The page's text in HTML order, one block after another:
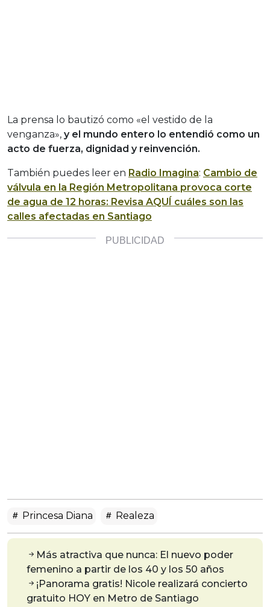
La prensa lo bautizó como «el vestido de la
venganza», y el mundo entero lo entendió como un
acto de fuerza, dignidad y reinvención.
También puedes leer en Radio Imagina: Cambio de
válvula en la Región Metropolitana provoca corte
de agua de 12 horas: Revisa AQUÍ cuáles son las
calles afectadas en Santiago
Princesa Diana Realeza
Más atractiva que nunca: El nuevo poder
femenino a partir de los 40 y los 50 años
¡Panorama gratis! Nicole realizará concierto
gratuito HOY en Metro de Santiago